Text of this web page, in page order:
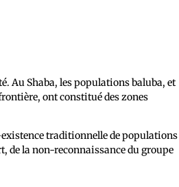
Au Shaba, les populations baluba, et
ont constitué des zones
traditionnelle de populations
de la non-reconnaissance du groupe